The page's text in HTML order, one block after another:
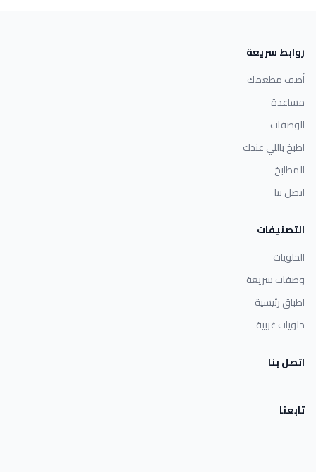
روابط سريعة
أضف مطعمك
مساعدة
الوصفات
اطبخ باللي عندك
المطابخ
اتصل بنا
التصنيفات
الحلويات
وصفات سريعة
اطباق رئيسية
حلويات غربية
اتصل بنا
تابعنا